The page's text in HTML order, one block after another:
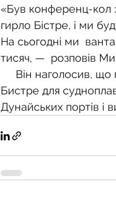
«Був конференц-кол
гирло Бістре, і ми
На сьогодні ми
тисяч, —  розповів
Бистре для
Дунайських портів і